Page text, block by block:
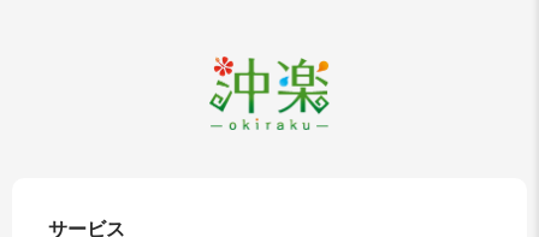
サービス